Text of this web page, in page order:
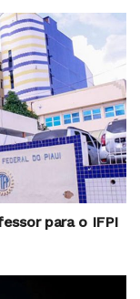
para o IFPI